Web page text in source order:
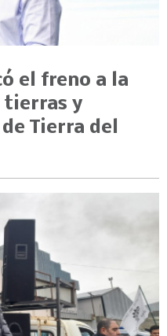
el freno a la
tierras y
Tierra del